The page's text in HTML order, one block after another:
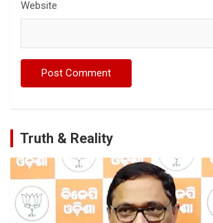
Website
Truth & Reality